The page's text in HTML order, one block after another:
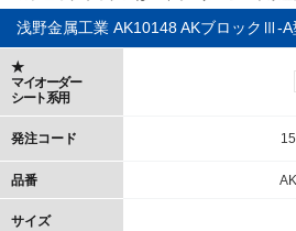
浅野金属工業 AK10148 AKブロックⅢ-
★
マイオーダー
シート系用
発注コード
品番
サイズ